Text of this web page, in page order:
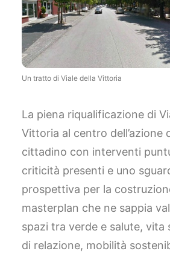
Un tratto di Viale della Vittoria
La piena riqualificazione di
Vittoria al centro dell’azione
cittadino con interventi
criticità presenti e uno
prospettiva per la
masterplan che ne sappia
spazi tra verde e salute, vita
di relazione, mobilità